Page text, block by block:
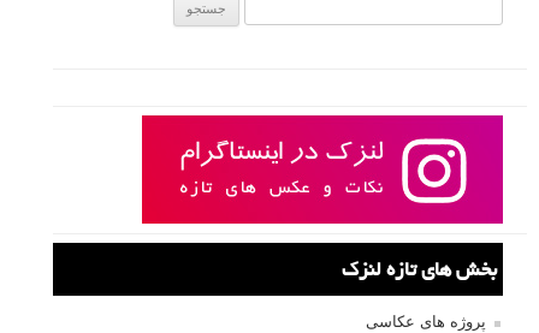
بخش های تازه لنزک
پروژه های عکاسی